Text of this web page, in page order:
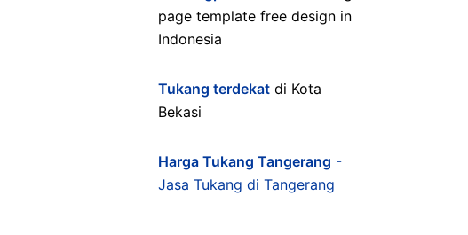
page template free design in
Indonesia
Tukang terdekatdi Kota
Bekasi
Harga Tukang Tangerang -
Jasa Tukang di Tangerang